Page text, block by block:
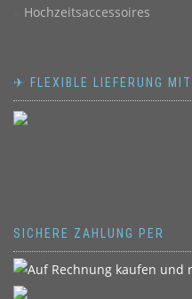
Hochzeitsaccessoires
✈ FLEXIBLE LIEFERUNG MIT
SICHERE ZAHLUNG PER